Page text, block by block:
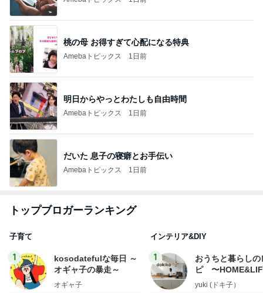
桃の母 お得すぎて心配になる特典
Amebaトピックス 1日前
明日からやっとわたしも自由時間
Amebaトピックス 1日前
だいた 息子の寝癖とお手伝い
Amebaトピックス 1日前
トップブロガーランキング
子育て
1
kosodatefulな毎日 ～
オギャ子の暴走～
オギャ子
インテリア&DIY
1
おうちと暮らしの
ピ 〜
yuki (ドキ子）